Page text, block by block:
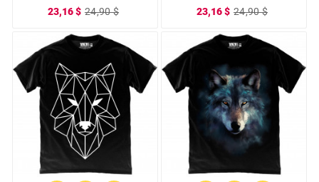
23,16 $ 24,90 $
23,16 $ 24,90 $